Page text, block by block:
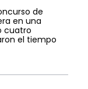
de
en una
cuatro
el tiempo